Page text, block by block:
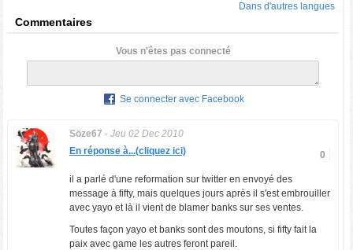
Dans d'autres langues
Commentaires
Vous n'êtes pas connecté
Se connecter avec Facebook
Söze67 - Jeu 02 Dec 2010
0
En réponse à...(cliquez ici)
il a parlé d'une reformation sur twitter en envoyé des
message à fifty, mais quelques jours après il s'est embrouiller
avec yayo et là il vient de blamer banks sur ses ventes.
Toutes façon yayo et banks sont des moutons, si fifty fait la
paix avec game les autres feront pareil.